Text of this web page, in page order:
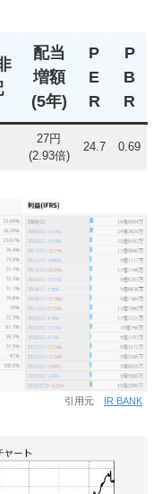
配当
増額
(5年)
P
E
R
P
B
R
27円
(2.93倍)
24.7 0.69
引用元 IR BANK